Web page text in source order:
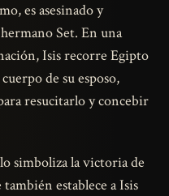
es asesinado y
Set. En una
Isis recorre Egipto
de su esposo,
resucitarlo y concebir
simboliza la victoria de
establece a Isis